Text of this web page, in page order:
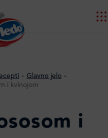
Glavno jelo
i kvinojom
i